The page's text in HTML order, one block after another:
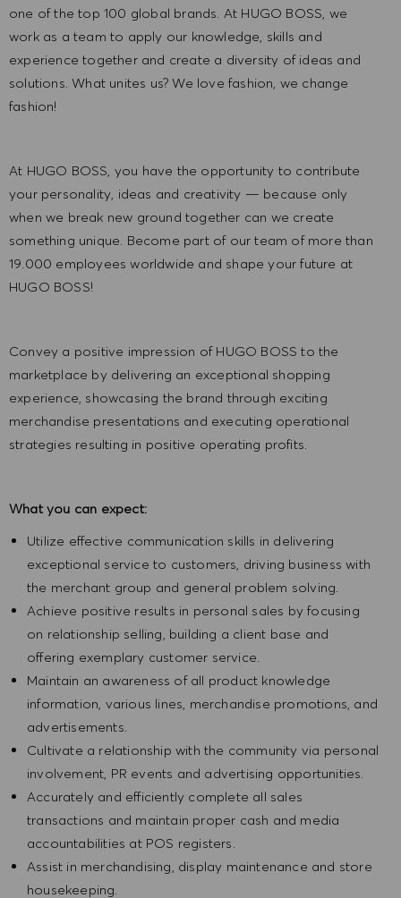
one of the top 100 global brands. At HUGO BOSS, we
work as a team to apply our knowledge, skills and
experience together and create a diversity of ideas and
solutions. What unites us? We love fashion, we change
fashion!
At HUGO BOSS, you have the opportunity to contribute
your personality, ideas and creativity — because only
when we break new ground together can we create
something unique. Become part of our team of more than
19.000 employees worldwide and shape your future at
HUGO BOSS!
Convey a positive impression of HUGO BOSS to the
marketplace by delivering an exceptional shopping
experience, showcasing the brand through exciting
merchandise presentations and executing operational
strategies resulting in positive operating profits.
What you can expect:
Utilize effective communication skills in delivering
exceptional service to customers, driving business with
the merchant group and general problem solving.
Achieve positive results in personal sales by focusing
on relationship selling, building a client base and
offering exemplary customer service.
Maintain an awareness of all product knowledge
information, various lines, merchandise promotions, and
advertisements.
Cultivate a relationship with the community via personal
involvement, PR events and advertising opportunities.
Accurately and efficiently complete all sales
transactions and maintain proper cash and media
accountabilities at POS registers.
Assist in merchandising, display maintenance and store
housekeeping.